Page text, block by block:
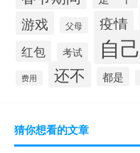
游戏 父母 疫情
红包 考试 自
费用 还不 都是
猜你想看的文章